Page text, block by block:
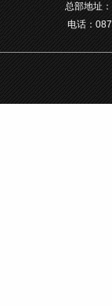
总部地址
电话：